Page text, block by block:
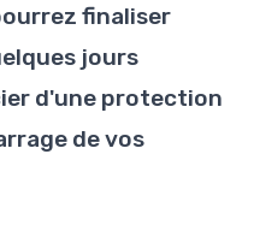
finaliser
jours
d'une protection
de vos